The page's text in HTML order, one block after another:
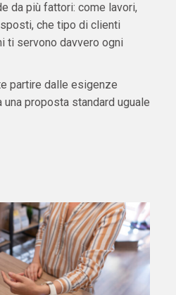
da più fattori: come lavori,
che tipo di clienti
ti servono davvero ogni
partire dalle esigenze
proposta standard uguale